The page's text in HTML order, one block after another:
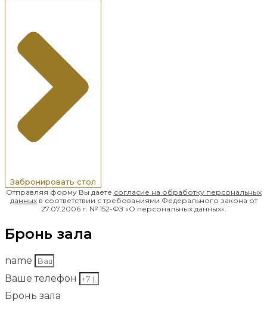
Забронировать стол
Отправляя форму Вы даете согласие на обработку персональных
данныхв соответствии с требованиями Федерального закона от
27.07.2006 г. № 152-ФЗ «О персональных данных».
Бронь зала
name
Ваше телефон
Бронь зала